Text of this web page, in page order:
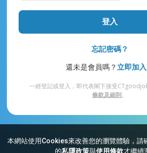
本網站使用Cookies來改善您的瀏覽體驗，請
的私隱政策與使用條款才繼續
登入
忘記密碼？
還未是會員嗎？ 立即加入
一經登記或登入，即代表閣下接受
條款及細則。
網站索引 常見問題 私隱 條款